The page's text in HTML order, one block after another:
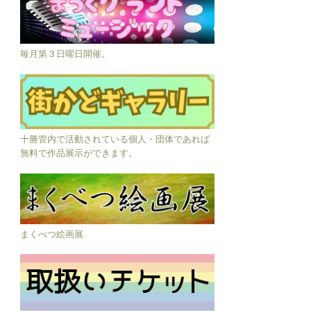
毎月第３日曜日開催。
十勝管内で活動されている個人・団体であれば
無料で作品展示ができます。
まくべつ絵画展